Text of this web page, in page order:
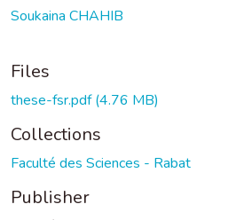
Soukaina CHAHIB
Files
these-fsr.pdf(4.76 MB)
Collections
Faculté des Sciences - Rabat
Publisher